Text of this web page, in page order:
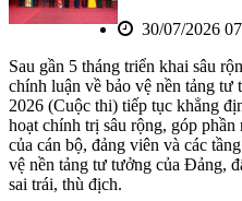
30/07/2026
Sau gần 5 tháng triển khai sâu
chính luận về bảo vệ nền tảng
2026 (Cuộc thi) tiếp tục khẳng
hoạt chính trị sâu rộng, góp
của cán bộ, đảng viên và các
vệ nền tảng tư tưởng của Đảng,
sai trái, thù địch.